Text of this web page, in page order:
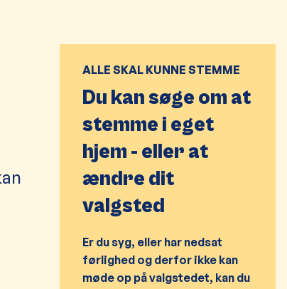
ALLE SKAL KUNNE STEMME
Du kan søge om at
stemme i eget
hjem - eller at
ændre dit
valgsted
Er du syg, eller har nedsat
førlighed og derfor ikke kan
møde op påvalgstedet, kan du